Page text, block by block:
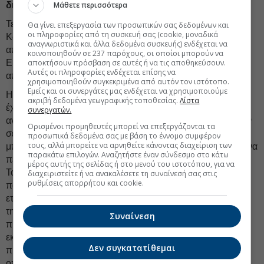
διαφθοράς.
Τελικά, ωστόσο, το αν το CHP θα αναλάβει τον έλεγχο της
Κωνσταντινούπολης και της Άγκυρας έχει λιγότερη σχέση
απ’ ό,τι τα γενικότερα κακά νέα που αντιμετωπίζουν
Ερντογάν και AKP, και οι λίγες καλές επιλογές που τους
απομένουν.
Η διεθνής κοινότητα και η κοινή γνώμη σε μεγάλο βαθμό
έχουν ήδη αποδεχθεί πως το CHP έχει «κερδίσει». Αν
ανατραπεί δια της βίας αυτή η νίκη, η Τουρκία θα βρισκόταν
σε πιο δυσμενή θέση απ’ ό,τι ήδη είναι. Ο Ερντογάν θα
μπορούσε να εκμεταλλευτεί τα εκλογικά αποτελέσματα για να
πει στους Ευρωπαίους και Αμερικανούς εταίρους πως η
Τουρκία εξακολουθεί να είναι μια ανθεκτική δημοκρατία,
παρά την ευρύτερη επιφυλακτικότητα των τελευταίων έξι
ετών. Αν το πράξει αυτό, όμως, είναι πιθανόν να επιταχύνει
την απώλεια εξουσίας, καθώς θα χάσει τα μέσα για να
προσελκύει υποστηρικτές. Επιπλέον, η εμμονή με τις
εκλογές αποσπά την προσοχή του Ερντογάν από πιεστικά
προβλήματα, όπως το πώς θα διορθωθεί η οικονομία, η
Μάθετε περισσότερα
Θα γίνει επεξεργασία των προσωπικών σας δεδομένων και
οι πληροφορίες από τη συσκευή σας (cookie, μοναδικά
αναγνωριστικά και άλλα δεδομένα συσκευής) ενδέχεται να
κοινοποιηθούν σε 237 παρόχους, οι οποίοι μπορούν να
αποκτήσουν πρόσβαση σε αυτές ή να τις αποθηκεύσουν.
Αυτές οι πληροφορίες ενδέχεται επίσης να
χρησιμοποιηθούν συγκεκριμένα από αυτόν τον ιστότοπο.
Εμείς και οι συνεργάτες μας ενδέχεται να χρησιμοποιούμε
ακριβή δεδομένα γεωγραφικής τοποθεσίας.Λίστα
συνεργατών.
Ορισμένοι προμηθευτές μπορεί να επεξεργάζονται τα
προσωπικά δεδομένα σας με βάση το έννομο συμφέρον
τους, αλλά μπορείτε να αρνηθείτε κάνοντας διαχείριση των
παρακάτω επιλογών. Αναζητήστε έναν σύνδεσμο στο κάτω
μέρος αυτής της σελίδας ή στο μενού του ιστοτόπου, για να
διαχειριστείτε ή να ανακαλέσετε τη συναίνεσή σας στις
ρυθμίσεις απορρήτου και cookie.
Συναίνεση
Δεν συγκατατίθεμαι